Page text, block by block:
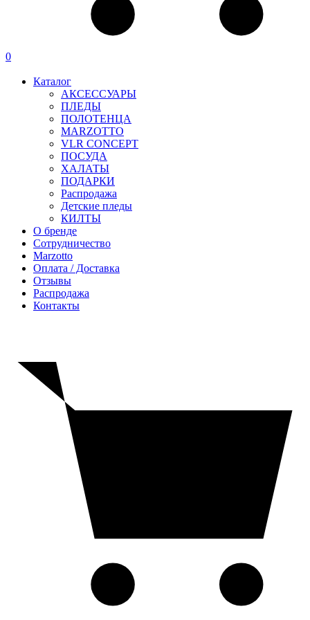
0
Каталог
АКСЕССУАРЫ
ПЛЕДЫ
ПОЛОТЕНЦА
MARZOTTO
VLR CONCEPT
ПОСУДА
ХАЛАТЫ
ПОДАРКИ
Распродажа
Детские пледы
КИЛТЫ
О бренде
Сотрудничество
Marzotto
Оплата / Доставка
Отзывы
Распродажа
Контакты